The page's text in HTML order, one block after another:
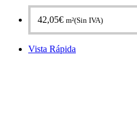
42,05€ m²(Sin IVA)
Vista Rápida